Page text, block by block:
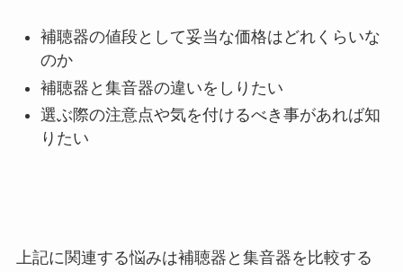
補聴器の値段として妥当な価格はどれくらいな
のか
補聴器と集音器の違いをしりたい
選ぶ際の注意点や気を付けるべき事があれば知
りたい
上記に関連する悩みは補聴器と集音器を比較する